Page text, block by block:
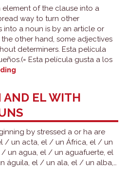
element of the clause into a
way to turn other
into a noun is by an article or
other hand, some adjectives
determiners. Esta película
Esta película gusta a los
AND EL WITH
by stressed a or ha are
/ un acta, el / un África, el / un
un agua, el / un aguafuerte, el
águila, el / un ala, el / un alba,…